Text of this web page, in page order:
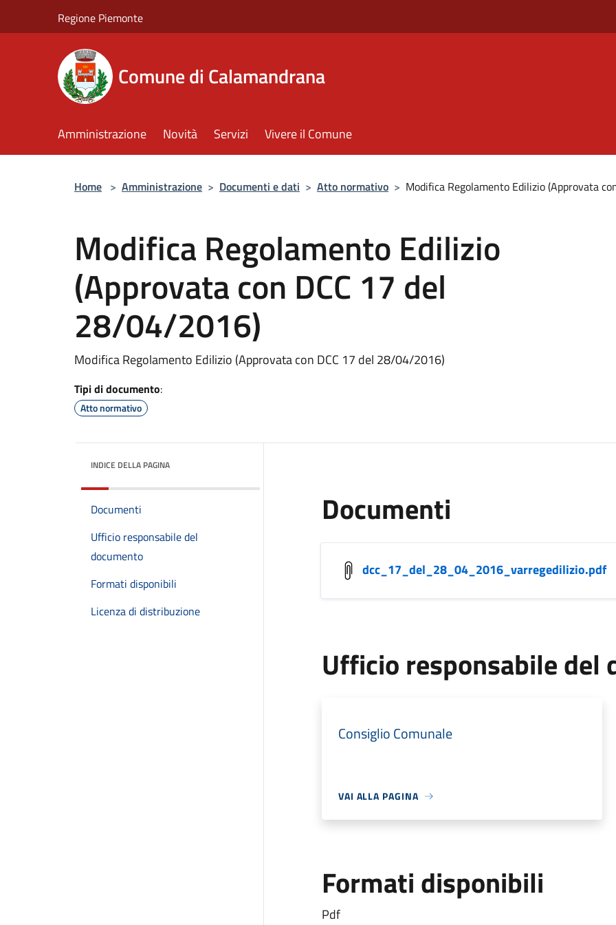
Regione Piemonte
Comune di Calamandrana
Amministrazione Novità Servizi Vivere il Comune
Home > Amministrazione > Documenti e dati > Atto normativo > Modifica Regolamento Edilizio (Approvata
Modifica Regolamento Edilizio
(Approvata con DCC 17 del
28/04/2016)
Modifica Regolamento Edilizio (Approvata con DCC 17 del 28/04/2016)
Tipi di documento:
Atto normativo
INDICE DELLA PAGINA
Documenti
Ufficio responsabile del
documento
Formati disponibili
Licenza di distribuzione
Documenti
dcc_17_del_28_04_2016_varregedilizio.pdf
Ufficio responsabile del
Consiglio Comunale
VAI ALLA PAGINA
Formati disponibili
Pdf